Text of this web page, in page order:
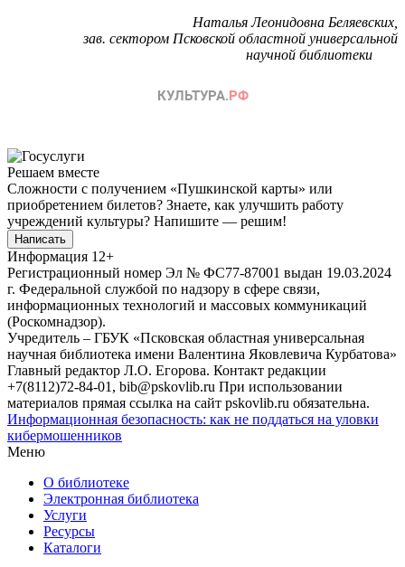
Наталья Леонидовна Беляевских,
зав. сектором Псковской областной универсальной
научной библиотеки
Решаем вместе
Сложности с получением «Пушкинской карты» или
приобретением билетов? Знаете, как улучшить работу
учреждений культуры? Напишите — решим!
Написать
Информация 12+
Регистрационный номер Эл № ФС77-87001 выдан 19.03.2024
г. Федеральной службой по надзору в сфере связи,
информационных технологий и массовых коммуникаций
(Роскомнадзор).
Учредитель – ГБУК «Псковская областная универсальная
научная библиотека имени Валентина Яковлевича Курбатова»
Главный редактор Л.О. Егорова. Контакт редакции
+7(8112)72-84-01, bib@pskovlib.ru При использовании
материалов прямая ссылка на сайт pskovlib.ru обязательна.
Информационная безопасность: как не поддаться на уловки
кибермошенников
Меню
О библиотеке
Электронная библиотека
Услуги
Ресурсы
Каталоги